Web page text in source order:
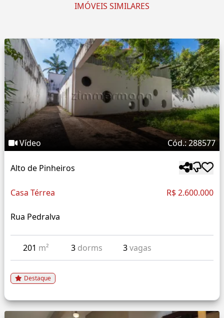
IMÓVEIS SIMILARES
Vídeo Cód.: 288577
Alto de Pinheiros
Casa Térrea R$ 2.600.000
Rua Pedralva
201 m² 3 dorms 3vagas
Destaque